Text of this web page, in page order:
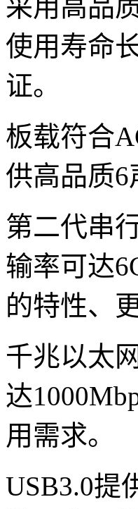
采用高品
使用寿命
证。
板载符合
供高品质
第二代串
输率可达
的特性、
千兆以太
达
用需求。
USB3.0提